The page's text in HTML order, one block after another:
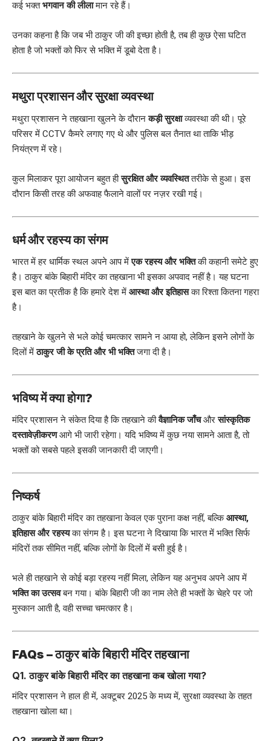
कई भक्तभगवान की लीलामान रहे हैं।
उनका कहना है कि जब भी ठाकुर जी की इच्छा होती है, तब ही कुछ ऐसा घटित
होता है जो भक्तों को फिर से भक्ति में डूबो देता है।
मथुरा प्रशासन और सुरक्षा व्यवस्था
मथुरा प्रशासन ने तहखाना खुलने के दौरानकड़ी सुरक्षाव्यवस्था की थी। पूरे
परिसर में CCTV कैमरे लगाए गए थे और पुलिस बल तैनात था ताकि भीड़
नियंत्रण में रहे।
कुल मिलाकर पूरा आयोजन बहुत हीसुरक्षित और व्यवस्थिततरीके से हुआ। इस
दौरान किसी तरह की अफवाह फैलाने वालों पर नज़र रखी गई।
धर्म और रहस्य का संगम
भारत में हर धार्मिक स्थल अपने आप मेंएक रहस्य और भक्तिकी कहानी समेटे हुए
है। ठाकुर बांके बिहारी मंदिर का तहखाना भी इसका अपवाद नहीं है। यह घटना
इस बात का प्रतीक है कि हमारे देश में आस्था और इतिहासका रिश्ता कितना गहरा
है।
तहखाने के खुलने से भले कोई चमत्कार सामने न आया हो, लेकिन इसने लोगों के
दिलों मेंठाकुर जी के प्रति और भी भक्तिजगा दी है।
भविष्य में क्या होगा?
मंदिर प्रशासन ने संकेत दिया है कि तहखाने कीवैज्ञानिक जाँचऔरसांस्कृतिक
दस्तावेज़ीकरणआगे भी जारी रहेगा। यदि भविष्य में कुछ नया सामने आता है, तो
भक्तों को सबसे पहले इसकी जानकारी दी जाएगी।
निष्कर्ष
ठाकुर बांके बिहारी मंदिर का तहखाना केवल एक पुराना कक्ष नहीं, बल्किआस्था,
इतिहास और रहस्यका संगम है। इस घटना ने दिखाया कि भारत में भक्ति सिर्फ
मंदिरों तक सीमित नहीं, बल्कि लोगों के दिलों में बसी हुई है।
भले ही तहखाने से कोई बड़ा रहस्य नहीं मिला, लेकिन यह अनुभव अपने आप में
भक्ति का उत्सवबन गया। बांके बिहारी जी का नाम लेते ही भक्तों के चेहरे पर जो
मुस्कान आती है, वही सच्चा चमत्कार है।
FAQs – ठाकुर बांके बिहारी मंदिर तहखाना
Q1. ठाकुर बांके बिहारी मंदिर का तहखाना कब खोला गया?
मंदिर प्रशासन ने हाल ही में, अक्टूबर 2025 के मध्य में, सुरक्षा व्यवस्था के तहत
तहखाना खोला था।